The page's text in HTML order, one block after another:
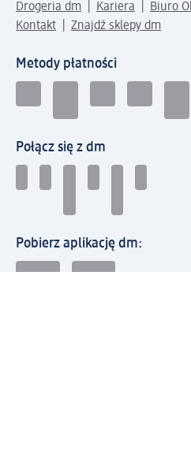
Drogeria dm Kariera
Biuro
Kontakt
Znajdź sklepy dm
Metody płatności
Połącz się z dm
Pobierz aplikację dm: